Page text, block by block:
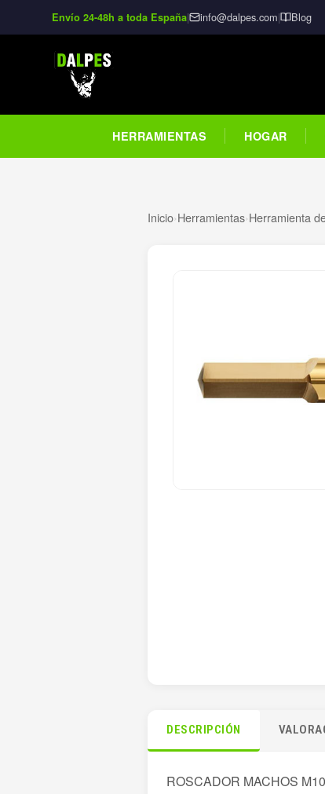
Envío 24-48h a toda España| info@dalpes.com| Blog
HERRAMIENTAS HOGAR
Inicio›Herramientas›Herramienta
DESCRIPCIÓN
ROSCADOR MACHOS